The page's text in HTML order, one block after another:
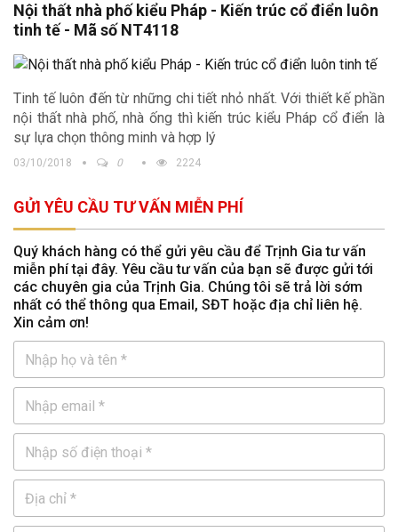
Nội thất nhà phố kiểu Pháp - Kiến trúc cổ điển luôn
tinh tế - Mã số NT4118
Tinh tế luôn đến từ những chi tiết nhỏ nhất. Với thiết kế phần
nội thất nhà phố, nhà ống thì kiến trúc kiểu Pháp cổ điển là
sự lựa chọn thông minh và hợp lý
03/10/2018 0 2224
GỬI YÊU CẦU TƯ VẤN MIỄN PHÍ
Quý khách hàng có thể gửi yêu cầu để Trịnh Gia tư vấn
miễn phí tại đây. Yêu cầu tư vấn của bạn sẽ được gửi tới
các chuyên gia của Trịnh Gia. Chúng tôi sẽ trả lời sớm
nhất có thể thông qua Email, SĐT hoặc địa chỉ liên hệ.
Xin cảm ơn!